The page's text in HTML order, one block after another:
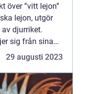
över ”vitt lejon”
lejon, utgör
djurriket.
sig från sina
pä...
29 augusti 2023